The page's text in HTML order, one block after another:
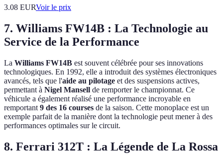
3.08 EURVoir le prix
7. Williams FW14B : La Technologie au
Service de la Performance
La Williams FW14B est souvent célébrée pour ses innovations
technologiques. En 1992, elle a introduit des systèmes électroniques
avancés, tels que l'aide au pilotage et des suspensions actives,
permettant à Nigel Mansell de remporter le championnat. Ce
véhicule a également réalisé une performance incroyable en
remportant 9 des 16 courses de la saison. Cette monoplace est un
exemple parfait de la manière dont la technologie peut mener à des
performances optimales sur le circuit.
8. Ferrari 312T : La Légende de La Rossa